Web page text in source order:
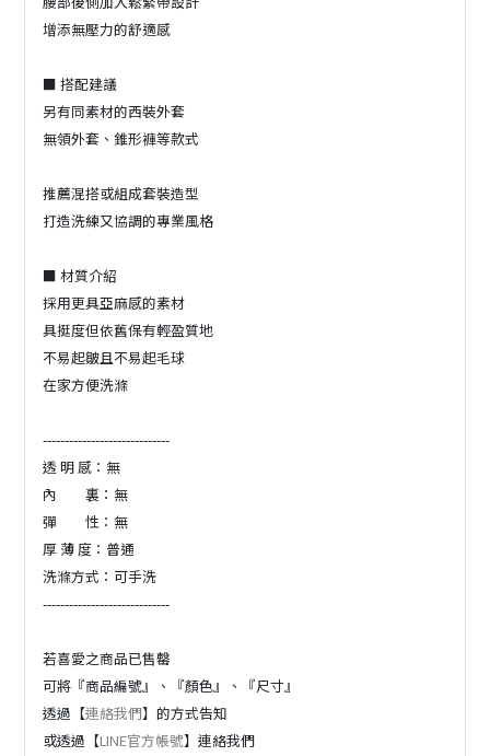
增添無壓力的舒適感
■ 搭配建議
另有同素材的西裝外套
無領外套、錐形褲等款式
推薦混搭或組成套裝造型
打造洗練又協調的專業風格
■ 材質介紹
採用更具亞麻感的素材
具挺度但依舊保有輕盈質地
不易起皺且不易起毛球
在家方便洗滌
-----------------------------
透 明 感：無
內 裏：無
彈 性：無
厚 薄 度：普通
洗滌方式：可手洗
-----------------------------
若喜愛之商品已售罄
可將『商品編號』、『顏色』、『尺寸』
透過【連絡我們】的方式告知
或透過【LINE官方帳號】連絡我們